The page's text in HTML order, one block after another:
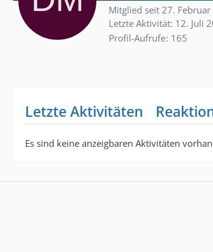
Mitglied seit 27.
Letzte Aktivität: 12. Juli
Profil-Aufrufe 165
Letzte Aktivitäten
Es sind keine anzeigbaren Aktivitäten